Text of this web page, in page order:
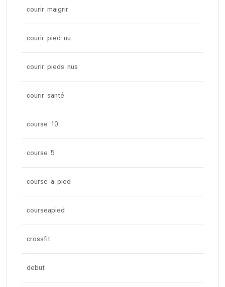
courir maigrir
courir pied nu
courir pieds nus
courir santé
course 10
course 5
course a pied
courseapied
crossfit
debut